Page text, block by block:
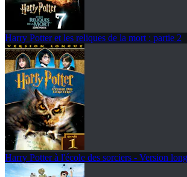
Harry Potter et les reliques de la mort : partie 2
Harry Potter à l'école des sorciers - Version